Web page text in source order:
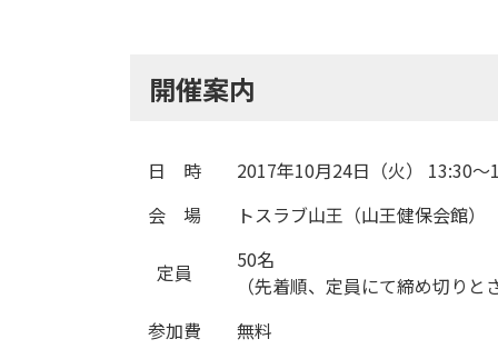
開催案内
日 時
2017年10月24日（火） 13:30
会 場
トスラブ山王（山王健保
定員
50名
（先着順、定員にて締め切り
参加費
無料